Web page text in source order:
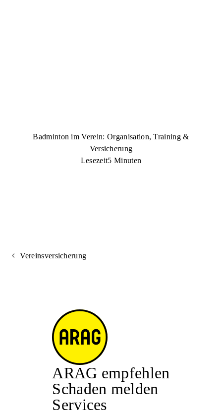
Badminton im Verein: Organisation, Training &
Versicherung
Lesezeit5 Minuten
Vereinsversicherung
ARAG empfehlen
Schaden melden
Services